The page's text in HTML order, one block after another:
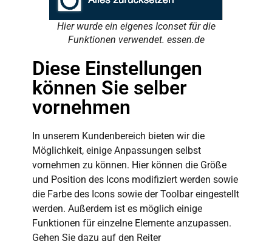
Hier wurde ein eigenes Iconset für die
Funktionen verwendet. essen.de
Diese Einstellungen
können Sie selber
vornehmen
In unserem Kundenbereich bieten wir die
Möglichkeit, einige Anpassungen selbst
vornehmen zu können. Hier können die Größe
und Position des Icons modifiziert werden sowie
die Farbe des Icons sowie der Toolbar eingestellt
werden. Außerdem ist es möglich einige
Funktionen für einzelne Elemente anzupassen.
Gehen Sie dazu auf den Reiter